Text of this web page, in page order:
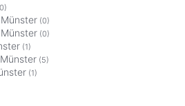
(0)
(0)
(1)
(5)
(1)